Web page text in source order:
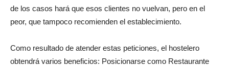
de los casos hará que esos clientes no vuelvan, pero en el
peor, que tampoco recomienden el establecimiento.
Como resultado de atender estas peticiones, el hostelero
obtendrá varios beneficios: Posicionarse como Restaurante